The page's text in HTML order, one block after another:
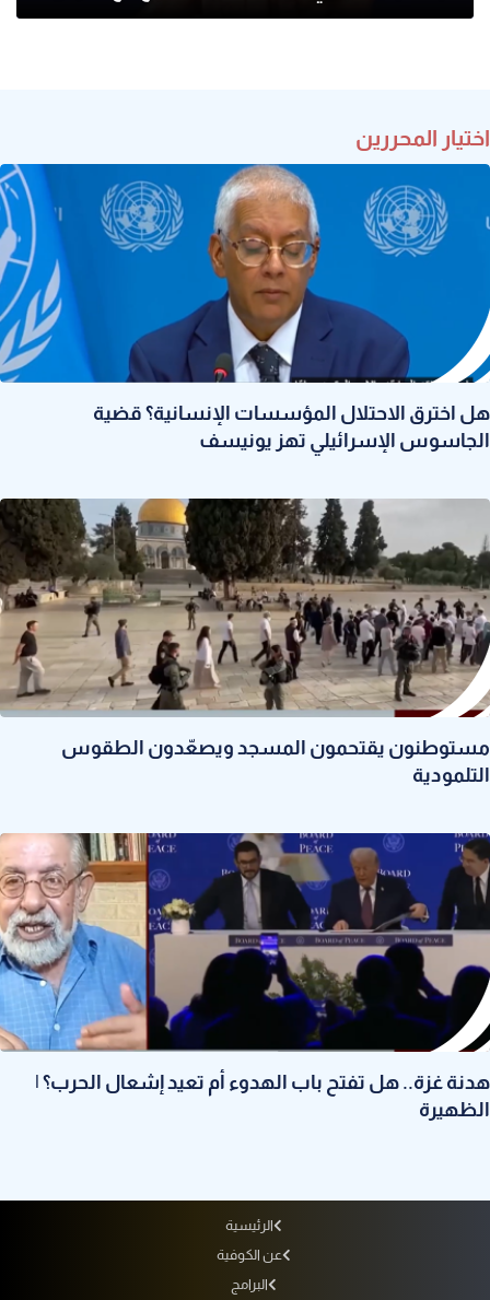
اختيار المحررين
هل اخترق الاحتلال المؤسسات الإنسانية؟ قضية
الجاسوس الإسرائيلي تهز يونيسف
مستوطنون يقتحمون المسجد ويصعّدون الطقوس
التلمودية
هدنة غزة.. هل تفتح باب الهدوء أم تعيد إشعال الحرب؟ |
الظهيرة
الرئيسية
عن الكوفية
البرامج